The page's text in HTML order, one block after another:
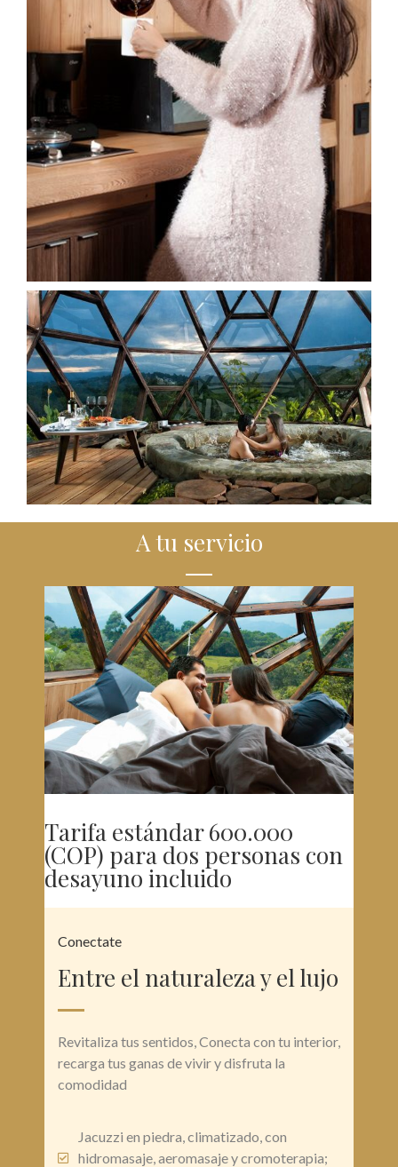
A tu servicio
Tarifa estándar 600.000
(COP) para dos personas con
desayuno incluido
Conectate
Entre el naturaleza y el lujo
Revitaliza tus sentidos, Conecta con tu interior,
recarga tus ganas de vivir y disfruta la
comodidad
Jacuzzi en piedra, climatizado, con
hidromasaje, aeromasaje y cromoterapia;